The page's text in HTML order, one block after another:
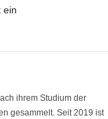
ein
ihrem Studium der
gesammelt. Seit 2019 ist